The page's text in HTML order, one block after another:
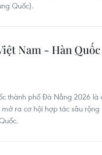
Quốc).
Nam - Hàn
thành phố Đà Nẵng 2026
ra cơ hội hợp tác sâu